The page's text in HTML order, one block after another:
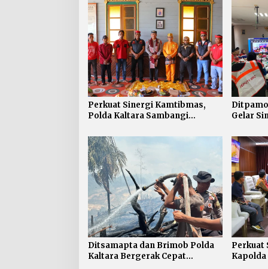
Perkuat Sinergi Kamtibmas,
Polda Kaltara Sambangi
Gelar
V
Tarakan
Ditsamapta dan Brimob Polda
Kaltara Bergerak Cepat
Perkuat